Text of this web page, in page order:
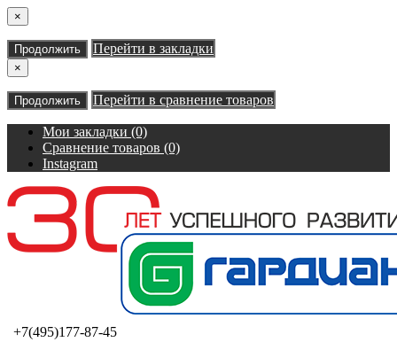
×
Продолжить Перейти в закладки
×
Продолжить Перейти в сравнение товаров
Мои закладки (0)
Сравнение товаров (0)
Instagram
+7(495)177-87-45